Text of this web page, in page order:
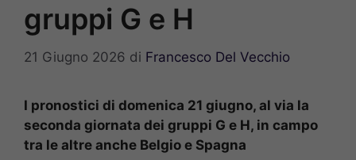
gruppi G e H
21 Giugno 2026 di Francesco Del Vecchio
I pronostici di domenica 21 giugno, al via la
seconda giornata dei gruppi G e H, in campo
tra le altre anche Belgio e Spagna